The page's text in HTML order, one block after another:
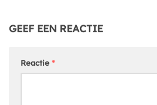
GEEF EEN REACTIE
Reactie *